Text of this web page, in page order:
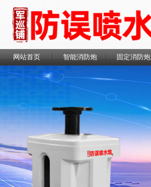
网站首页 智能消防炮 固定消防炮
联系我们